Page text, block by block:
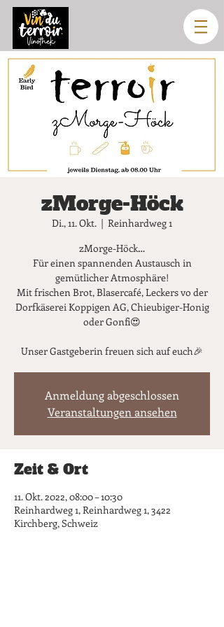
zMorge-Höck
Di., 11. Okt.
  |
Reinhardweg 1
zMorge-Höck…
Für einen spannenden Austausch in
gemütlicher Atmosphäre!
Mit frischen Brot, Blasercafé, Leckers vo der
Dorfkäserei Koppigen AG, Chieubiger-Honig
oder Gonfi😍
Unser Gastgeberin freuen sich auf euch🎉
Anmeldung abgeschlossen
Veranstaltungen ansehen
Zeit & Ort
11. Okt. 2022, 08:00 – 10:30
Reinhardweg 1, Reinhardweg 1, 3422
Kirchberg, Schweiz